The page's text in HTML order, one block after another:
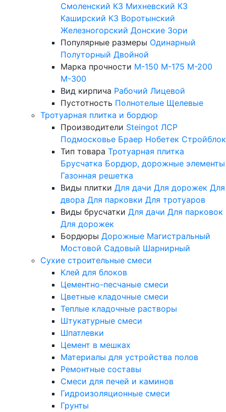
Смоленский КЗ Михневский КЗ
Каширский КЗ Воротынский
Железногорский Донские Зори
Популярные размеры Одинарный
Полуторный Двойной
Марка прочности М-150 М-175 М-200
М-300
Вид кирпича Рабочий Лицевой
Пустотность Полнотелые Щелевые
Тротуарная плитка и бордюр
Производители Steingot ЛСР
Подмосковье Браер Нобетек Стройблок
Тип товара Тротуарная плитка
Брусчатка Бордюр, дорожные элементы
Газонная решетка
Виды плитки Для дачи Для дорожек Для
двора Для парковки Для тротуаров
Виды брусчатки Для дачи Для парковок
Для дорожек
Бордюры Дорожные Магистральный
Мостовой Садовый Шарнирный
Сухие строительные смеси
Клей для блоков
Цементно-песчаные смеси
Цветные кладочные смеси
Теплые кладочные растворы
Штукатурные смеси
Шпатлевки
Цемент в мешках
Материалы для устройства полов
Ремонтные составы
Смеси для печей и каминов
Гидроизоляционные смеси
Грунты